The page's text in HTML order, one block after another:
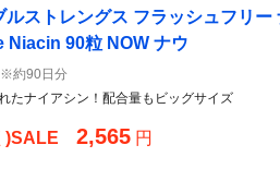
ルストレングス フラッシュフリ
Niacin 90粒 NOW ナウ
※約90日分
たナイアシン！配合量もビッグサイズ
)SALE 2,565 円